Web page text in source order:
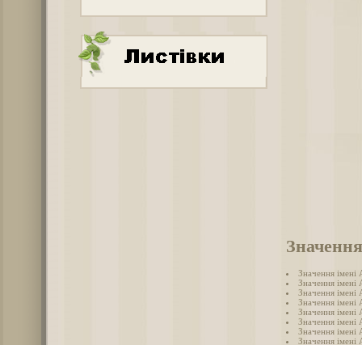
Значення імені
Значення імені
Значення імені
Значення імені
Значення імені
Значення імені
Значення імені
Значення імені